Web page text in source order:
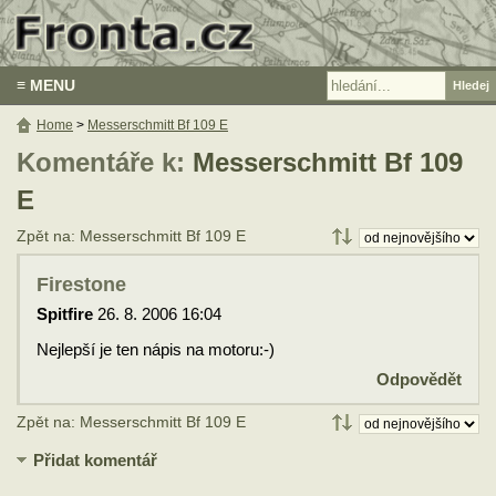
≡ MENU
Komentáře k: Messerschmitt Bf 109
E
Zpět na: Messerschmitt Bf 109 E
Firestone
Spitfire 26. 8. 2006 16:04
Nejlepší je ten nápis na motoru:-)
Odpovědět
Zpět na: Messerschmitt Bf 109 E
Přidat komentář
Home > Messerschmitt Bf 109 E